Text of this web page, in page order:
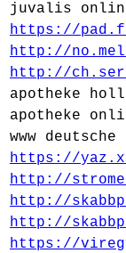
juvalis
https://
http://
http://
apotheke
apotheke
www
https://
http://
http://
http://
https://